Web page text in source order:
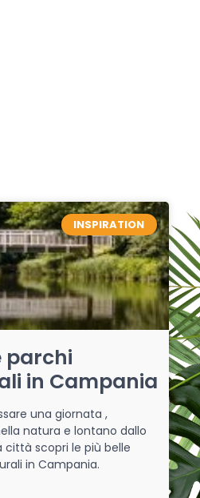
INSPIRATION
parchi
in Campania
una giornata ,
natura e lontano dallo
città scopri le più belle
in Campania.